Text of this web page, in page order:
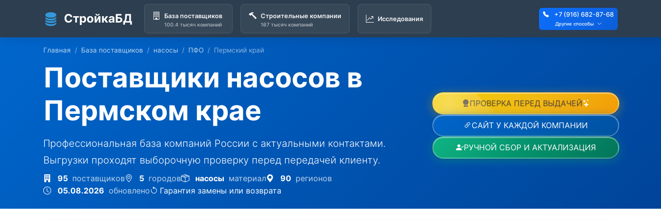
СтройкаБД База поставщиков
100.4 тысяч компаний
Строительные компании
167 тысяч компаний
Исследования
+7 (916) 682-87-68
Другие способы
Главная База поставщиков насосы ПФО Пермский край
Поставщики насосов в
Пермском крае
Профессиональная база компаний России с актуальными контактами.
Выгрузки проходят выборочную проверку перед передачей клиенту.
95 поставщиков 5 городов насосы материал 90 регионов
05.08.2026 обновлено Гарантия замены или возврата
ПРОВЕРКА ПЕРЕД ВЫДАЧЕЙ
САЙТ У КАЖДОЙ КОМПАНИИ
РУЧНОЙ СБОР И АКТУАЛИЗАЦИЯ